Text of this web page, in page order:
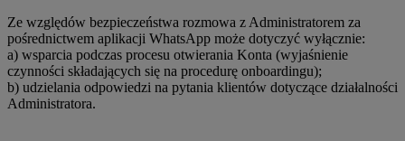
Ze względów bezpieczeństwa rozmowa z Administratorem za
pośrednictwem aplikacji WhatsApp może dotyczyć wyłącznie:
a) wsparcia podczas procesu otwierania Konta (wyjaśnienie
czynności składających się na procedurę onboardingu);
b) udzielania odpowiedzi na pytania klientów dotyczące działalności
Administratora.